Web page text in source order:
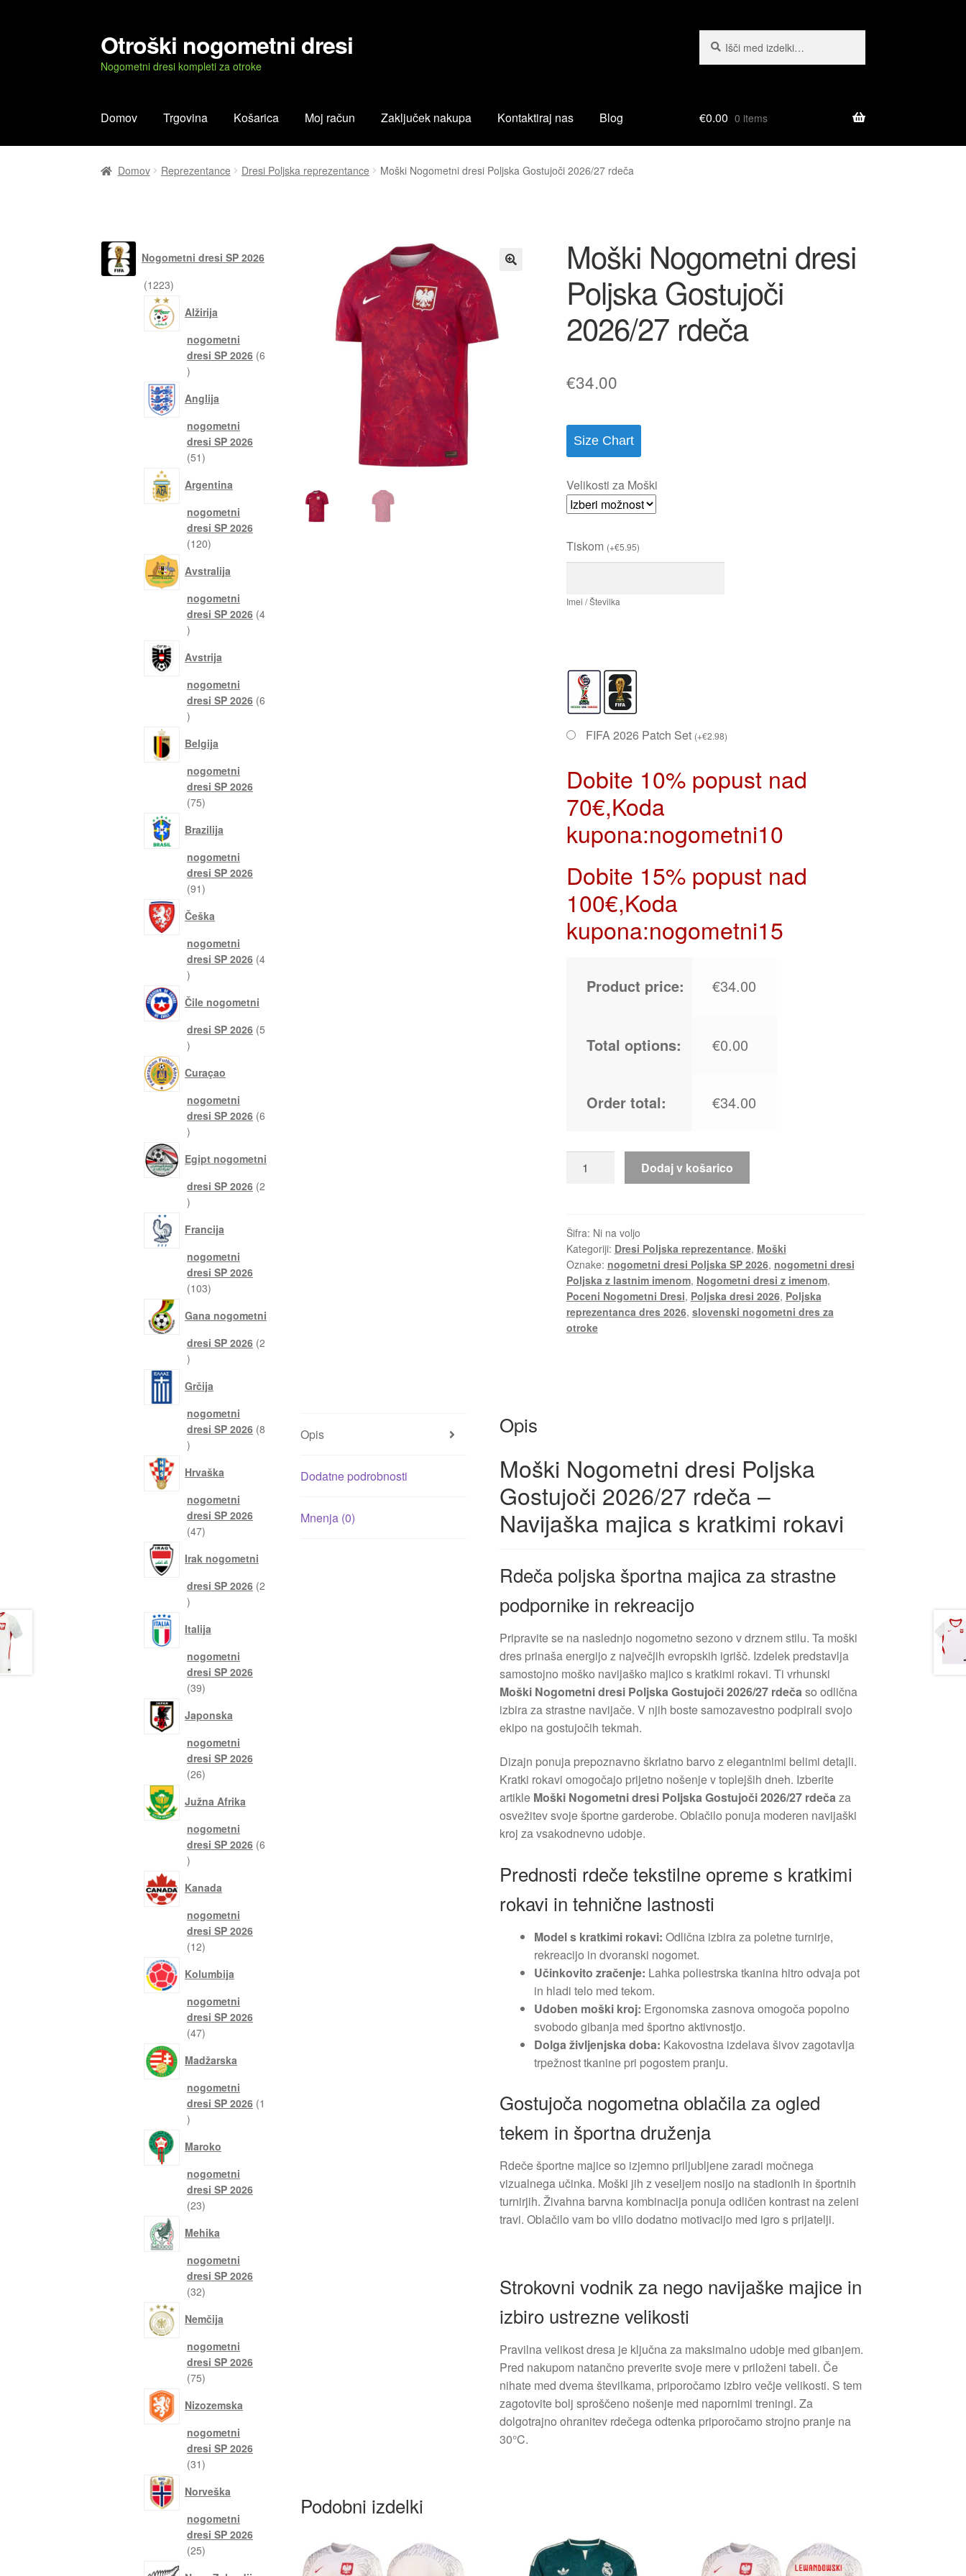
Skip
to
navigation
Skip
to
content
Otroški nogometni dresi
Nogometni dresi kompleti za otroke
Domov Trgovina Košarica Moj račun Zaključek nakupa Kontaktiraj nas Blog
Domov Blog Kontaktiraj nas Košarica Trgovina Zaključek nakupa
€0.00 0 items
Domov Reprezentance Dresi Poljska reprezentance Moški Nogometni dresi Poljska Gostujoči 2026/27 rdeča
Moški Nogometni dresi
Poljska Gostujoči
2026/27 rdeča
€34.00
Size Chart
Velikosti za Moški
Tiskom (+€5.95)
Imei / Številka
FIFA 2026 Patch Set (+€2.98)
Dobite 10% popust nad
70€,Koda
kupona:nogometni10
Dobite 15% popust nad
100€,Koda
kupona:nogometni15
Product price: €34.00
Total options: €0.00
Order total: €34.00
Nogometni
Gostujoči
2026/27
rdeča
količina
Dodaj v košarico
Šifra: Ni na voljo
Kategoriji: Dresi Poljska reprezentance, Moški
Oznake: nogometni dresi Poljska SP 2026, nogometni dresi
Poljska z lastnim imenom, Nogometni dresi z imenom,
Poceni Nogometni Dresi, Poljska dresi 2026, Poljska
reprezentanca dres 2026, slovenski nogometni dres za
otroke
Opis
Dodatne podrobnosti
Mnenja (0)
Opis
Moški Nogometni dresi Poljska
Gostujoči 2026/27 rdeča –
Navijaška majica s kratkimi rokavi
Rdeča poljska športna majica za strastne
podpornike in rekreacijo
Pripravite se na naslednjo nogometno sezono v drznem stilu. Ta moški
dres prinaša energijo z največjih evropskih igrišč. Izdelek predstavlja
samostojno moško navijaško majico s kratkimi rokavi. Ti vrhunski
Moški Nogometni dresi Poljska Gostujoči 2026/27 rdeča so odlična
izbira za strastne navijače. V njih boste samozavestno podpirali svojo
ekipo na gostujočih tekmah.
Dizajn ponuja prepoznavno škrlatno barvo z elegantnimi belimi detajli.
Kratki rokavi omogočajo prijetno nošenje v toplejših dneh. Izberite
artikle Moški Nogometni dresi Poljska Gostujoči 2026/27 rdečaza
osvežitev svoje športne garderobe. Oblačilo ponuja moderen navijaški
kroj za vsakodnevno udobje.
Prednosti rdeče tekstilne opreme s kratkimi
rokavi in tehnične lastnosti
Model s kratkimi rokavi: Odlična izbira za poletne turnirje,
rekreacijo in dvoranski nogomet.
Učinkovito zračenje: Lahka poliestrska tkanina hitro odvaja pot
in hladi telo med tekom.
Udoben moški kroj: Ergonomska zasnova omogoča popolno
svobodo gibanja med športno aktivnostjo.
Dolga življenjska doba: Kakovostna izdelava šivov zagotavlja
trpežnost tkanine pri pogostem pranju.
Gostujoča nogometna oblačila za ogled
tekem in športna druženja
Rdeče športne majice so izjemno priljubljene zaradi močnega
vizualnega učinka. Moški jih z veseljem nosijo na stadionih in športnih
turnirjih. Živahna barvna kombinacija ponuja odličen kontrast na zeleni
travi. Oblačilo vam bo vlilo dodatno motivacijo med igro s prijatelji.
Strokovni vodnik za nego navijaške majice in
izbiro ustrezne velikosti
Pravilna velikost dresa je ključna za maksimalno udobje med gibanjem.
Pred nakupom natančno preverite svoje mere v priloženi tabeli. Če
nihate med dvema številkama, priporočamo izbiro večje velikosti. S tem
zagotovite bolj sproščeno nošenje med napornimi treningi. Za
dolgotrajno ohranitev rdečega odtenka priporočamo strojno pranje na
30°C.
Podobni izdelki
Nogometni dresi SP 2026
12231223
Alžirija
nogometni
dresi SP 2026 6
6
Anglija
nogometni
dresi SP 2026
5151
Argentina
nogometni
dresi SP 2026
120120
Avstralija
nogometni
dresi SP 2026 4
4
Avstrija
nogometni
dresi SP 2026 6
6
Belgija
nogometni
dresi SP 2026
7575
Brazilija
nogometni
dresi SP 2026
9191
Češka
nogometni
dresi SP 2026 4
4
Čile nogometni
dresi SP 2026 5
5
Curaçao
nogometni
dresi SP 2026 6
6
Egipt nogometni
dresi SP 2026 2
2
Francija
nogometni
dresi SP 2026
103103
Gana nogometni
dresi SP 2026 2
2
Grčija
nogometni
dresi SP 2026 8
8
Hrvaška
nogometni
dresi SP 2026
4747
Irak nogometni
dresi SP 2026 2
2
Italija
nogometni
dresi SP 2026
3939
Japonska
nogometni
dresi SP 2026
2626
Južna Afrika
nogometni
dresi SP 2026 6
6
Kanada
nogometni
dresi SP 2026
1212
Kolumbija
nogometni
dresi SP 2026
4747
Madžarska
nogometni
dresi SP 2026 1
1
Maroko
nogometni
dresi SP 2026
2323
Mehika
nogometni
dresi SP 2026
3232
Nemčija
nogometni
dresi SP 2026
7575
Nizozemska
nogometni
dresi SP 2026
3131
Norveška
nogometni
dresi SP 2026
2525